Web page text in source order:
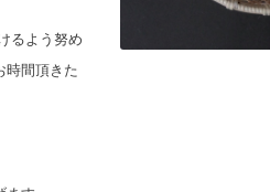
るよう努め
時間頂きた